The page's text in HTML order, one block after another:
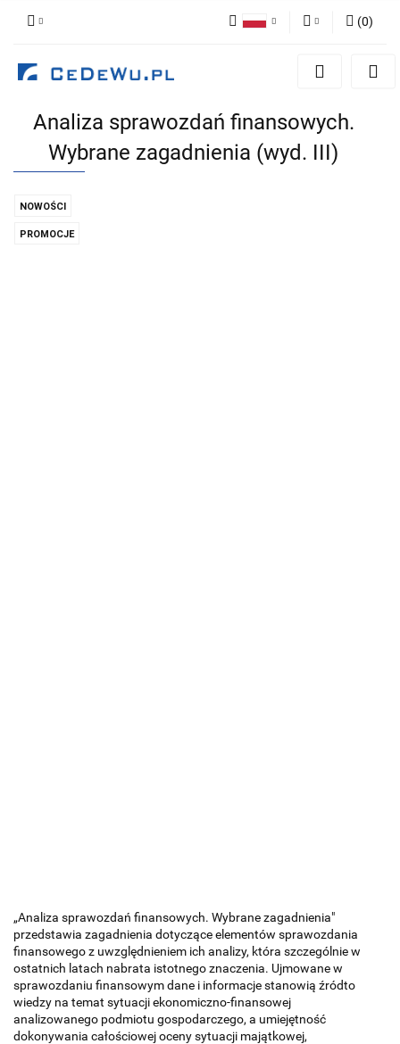
Zaloguj się
Dodaj zgłoszenie
Zgody cookies
(0)
Analiza sprawozdań finansowych.
Wybrane zagadnienia (wyd. III)
NOWOŚCI
PROMOCJE
„Analiza sprawozdań finansowych. Wybrane zagadnienia"
przedstawia zagadnienia dotyczące elementów sprawozdania
finansowego z uwzględnie­niem ich analizy, która szczególnie w
ostatnich latach nabrata istotnego znaczenia. Ujmowane w
sprawozdaniu finansowym dane i informacje stanowią źródto
wiedzy na temat sytuacji ekonomiczno-finansowej
analizowanego podmiotu gospodarczego, a umiejętność
dokonywania całościowej oceny sytu­acji majątkowej,